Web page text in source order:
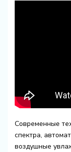
Современные
спектра,
воздушные